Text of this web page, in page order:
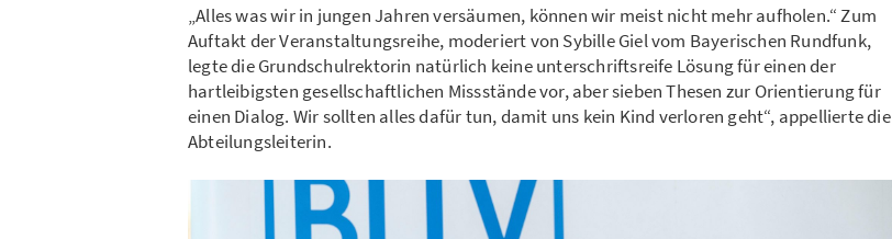
„Alles was wir in jungen Jahren versäumen, können wir meist nicht mehr aufholen.“ Zum
Auftakt der Veranstaltungsreihe, moderiert von Sybille Giel vom Bayerischen Rundfunk,
legte die Grundschulrektorin natürlich keine unterschriftsreife Lösung für einen der
hartleibigsten gesellschaftlichen Missstände vor, aber sieben Thesen zur Orientierung für
einen Dialog. Wir sollten alles dafür tun, damit uns kein Kind verloren geht“, appellierte die
Abteilungsleiterin.